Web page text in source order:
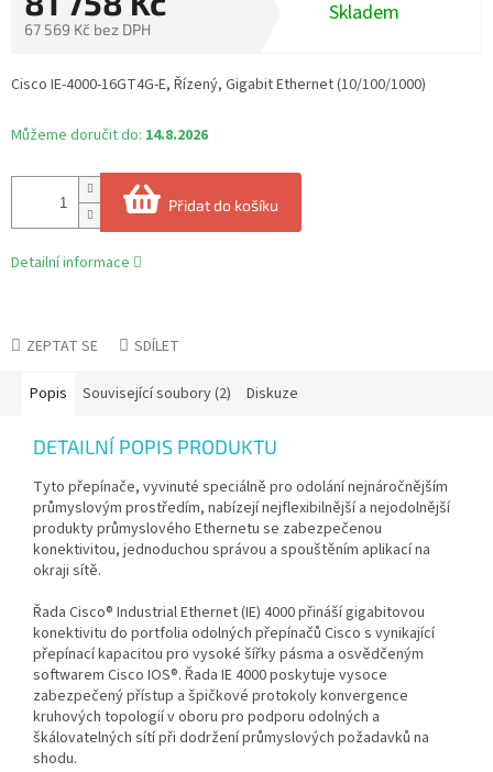
67 569 Kč bez DPH
cena:
Skladem
Můžeme doručit do: 14.8.2026
Přidat do košíku
Cisco IE-4000-16GT4G-E, Řízený, Gigabit Ethernet (10/100/1000)
Detailní informace
ZEPTAT SE SDÍLET
Popis Související soubory (2) Diskuze
DETAILNÍ POPIS PRODUKTU
Tyto přepínače, vyvinuté speciálně pro odolání nejnáročnějším
průmyslovým prostředím, nabízejí nejflexibilnější a nejodolnější
produkty průmyslového Ethernetu se zabezpečenou
konektivitou, jednoduchou správou a spouštěním aplikací na
okraji sítě.
Řada Cisco® Industrial Ethernet (IE) 4000 přináší gigabitovou
konektivitu do portfolia odolných přepínačů Cisco s vynikající
přepínací kapacitou pro vysoké šířky pásma a osvědčeným
softwarem Cisco IOS®. Řada IE 4000 poskytuje vysoce
zabezpečený přístup a špičkové protokoly konvergence
kruhových topologií v oboru pro podporu odolných a
škálovatelných sítí při dodržení průmyslových požadavků na
shodu.